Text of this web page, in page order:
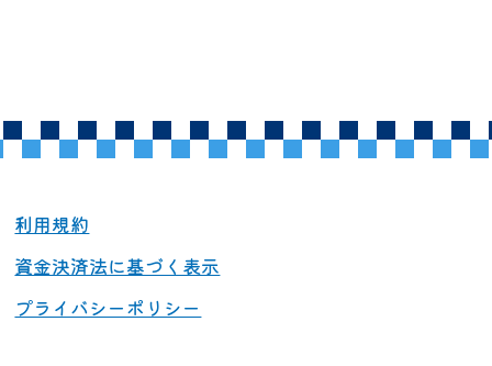
利用規約
資金決済法に基づく表示
プライバシーポリシー